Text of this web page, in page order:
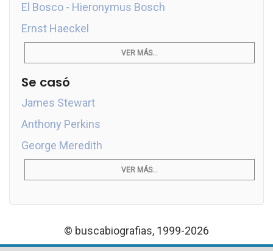
El Bosco - Hieronymus Bosch
Ernst Haeckel
VER MÁS...
Se casó
James Stewart
Anthony Perkins
George Meredith
VER MÁS...
© buscabiografias, 1999-2026